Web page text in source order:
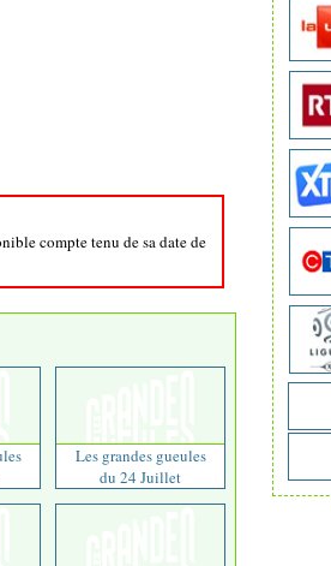
compte tenu de sa date de
Les grandes gueules
du 24 Juillet